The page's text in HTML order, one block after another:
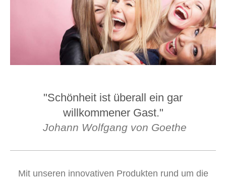
"Schönheit ist überall ein gar
willkommener Gast."
Johann Wolfgang von Goethe
Mit unseren innovativen Produkten rund um die